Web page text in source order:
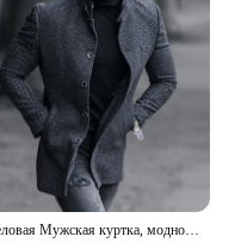
Деловая Мужская куртка, модное индивидуальное повседневное пальто, уличная одежда, красивая, для торжественных случаев, Мужская зимняя одежда на осень